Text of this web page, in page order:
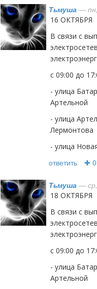
Тьмуша —
16 ОКТЯБРЯ
В связи с
с 09:00 до
- улица
Артельной
- улица
Лермонтова
- улица
ответить ✚ 0
Тьмуша —
18 ОКТЯБРЯ
В связи с
с 09:00 до
- улица
Артельной